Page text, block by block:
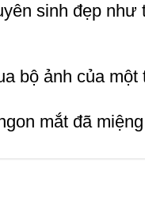
sinh đẹp như
bộ ảnh của một
mắt đã